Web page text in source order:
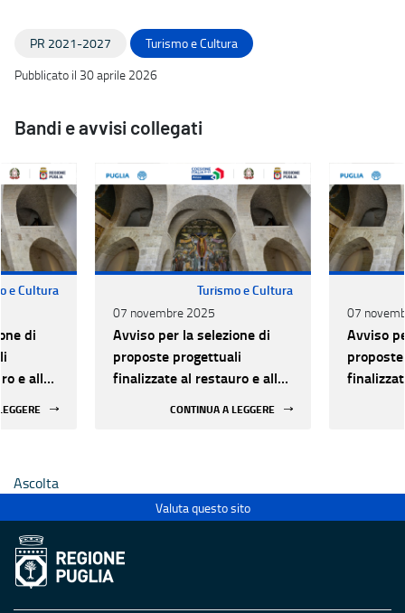
PR 2021-2027
Turismo e Cultura
Pubblicato il 30 aprile 2026
Bandi e avvisi collegati
e Cultura
di
e alla
Turismo e Cultura
07 novembre 2025
Avviso per la selezione di
proposte progettuali
finalizzate al restauro e alla
CONTINUA A LEGGERE
07
Avviso
Ascolta
Valuta questo sito